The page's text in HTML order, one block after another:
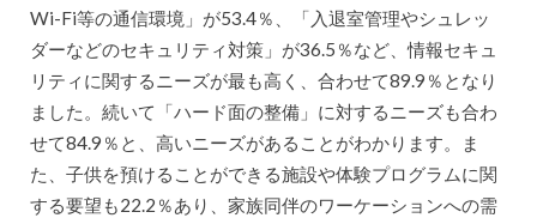
Wi-Fi等の通信環境」が53.4％、「入退室管理やシュレッ
ダーなどのセキュリティ対策」が36.5％など、情報セキュ
リティに関するニーズが最も高く、合わせて89.9％となり
ました。続いて「ハード面の整備」に対するニーズも合わ
せて84.9％と、高いニーズがあることがわかります。ま
た、子供を預けることができる施設や体験プログラムに関
する要望も22.2％あり、家族同伴のワーケーションへの需